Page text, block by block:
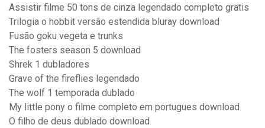
Assistir filme 50 tons de cinza legendado completo gratis
Trilogia o hobbit versão estendida bluray download
Fusão goku vegeta e trunks
The fosters season 5 download
Shrek 1 dubladores
Grave of the fireflies legendado
The wolf 1 temporada dublado
My little pony o filme completo em portugues download
O filho de deus dublado download